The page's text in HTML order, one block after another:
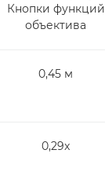
Кнопки функций
объектива
0,45 м
0,29x